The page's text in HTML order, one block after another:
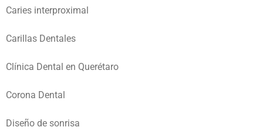
Caries interproximal
Carillas Dentales
Clínica Dental en Querétaro
Corona Dental
Diseño de sonrisa